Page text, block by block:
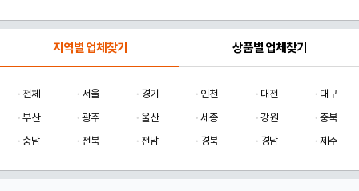
지역별 업체찾기 상품별 업체찾기
전체 서울 경기 인천 대전
대구
부산
광주 울산 세종 강원
충북
충남
전북 전남 경북 경남 제주